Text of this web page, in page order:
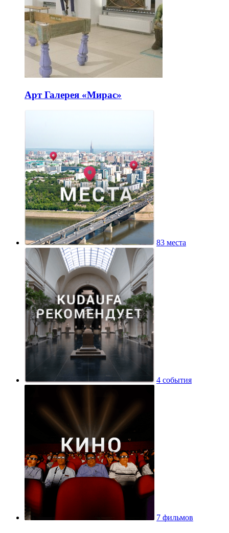
Арт Галерея «Мирас»
83 места
4 события
7 фильмов